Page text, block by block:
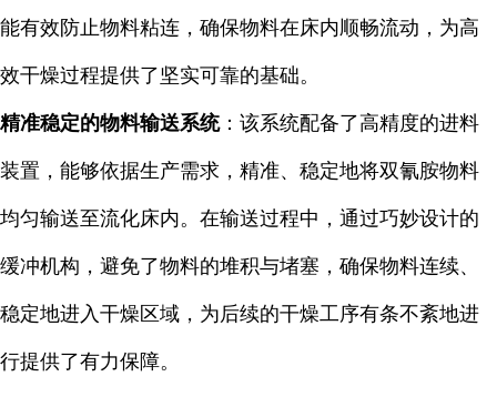
能有效防止物料粘连，确保物料在床内顺畅流动，为高
效干燥过程提供了坚实可靠的基础。
精准稳定的物料输送系统：该系统配备了高精度的进料
装置，能够依据生产需求，精准、稳定地将双氰胺物料
均匀输送至流化床内。在输送过程中，通过巧妙设计的
缓冲机构，避免了物料的堆积与堵塞，确保物料连续、
稳定地进入干燥区域，为后续的干燥工序有条不紊地进
行提供了有力保障。